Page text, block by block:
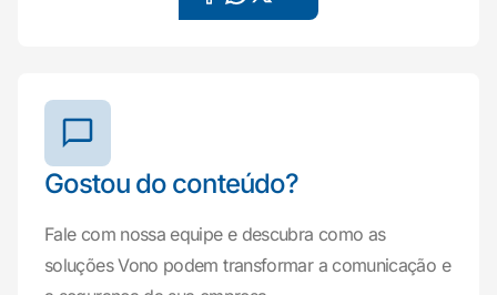
Gostou do conteúdo?
Fale com nossa equipe e descubra como as
soluções Vono podem transformar a comunicação e